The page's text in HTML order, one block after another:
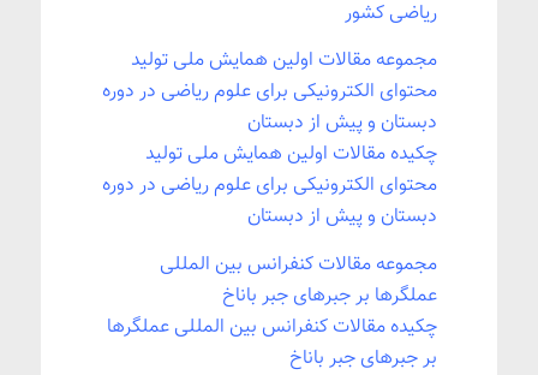
ریاضی کشور
مجموعه مقالات اولین همایش ملی تولید
محتوای الکترونیکی برای علوم ریاضی در دوره
دبستان و پیش از دبستان
چکیده مقالات اولین همایش ملی تولید
محتوای الکترونیکی برای علوم ریاضی در دوره
دبستان و پیش از دبستان
مجموعه مقالات کنفرانس بین المللی
عملگرها بر جبرهای جبر باناخ
چکیده مقالات کنفرانس بین المللی عملگرها
بر جبرهای جبر باناخ